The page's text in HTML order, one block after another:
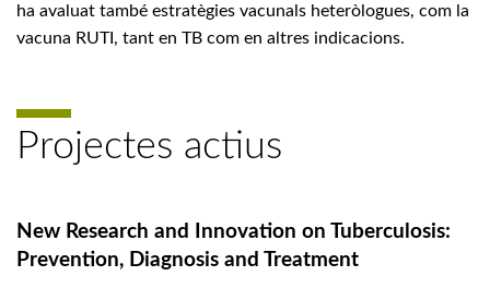
ha avaluat també estratègies vacunals heteròlogues, com la
vacuna RUTI, tant en TB com en altres indicacions.
Projectes actius
New Research and Innovation on Tuberculosis:
Prevention, Diagnosis and Treatment